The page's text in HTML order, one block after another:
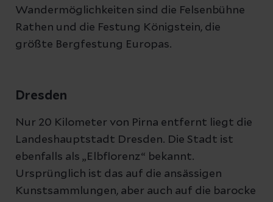
Wandermöglichkeiten sind die Felsenbühne
Rathen und die Festung Königstein, die
größte Bergfestung Europas.
Dresden
Nur 20 Kilometer von Pirna entfernt liegt die
Landeshauptstadt Dresden. Die Stadt ist
ebenfalls als „Elbflorenz“ bekannt.
Ursprünglich ist das auf die ansässigen
Kunstsammlungen, aber auch auf die barocke